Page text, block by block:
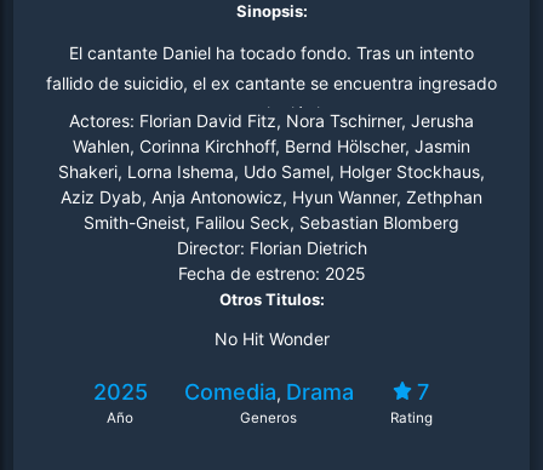
Sinopsis:
El cantante Daniel ha tocado fondo. Tras un intento
fallido de suicidio, el ex cantante se encuentra ingresado
en un psiquiátrico.
Actores: Florian David Fitz, Nora Tschirner, Jerusha
Wahlen, Corinna Kirchhoff, Bernd Hölscher, Jasmin
Shakeri, Lorna Ishema, Udo Samel, Holger Stockhaus,
Aziz Dyab, Anja Antonowicz, Hyun Wanner, Zethphan
Smith-Gneist, Falilou Seck, Sebastian Blomberg
Director: Florian Dietrich
Fecha de estreno: 2025
Otros Titulos:
No Hit Wonder
2025
Año
Comedia, Drama
Generos
7
Rating